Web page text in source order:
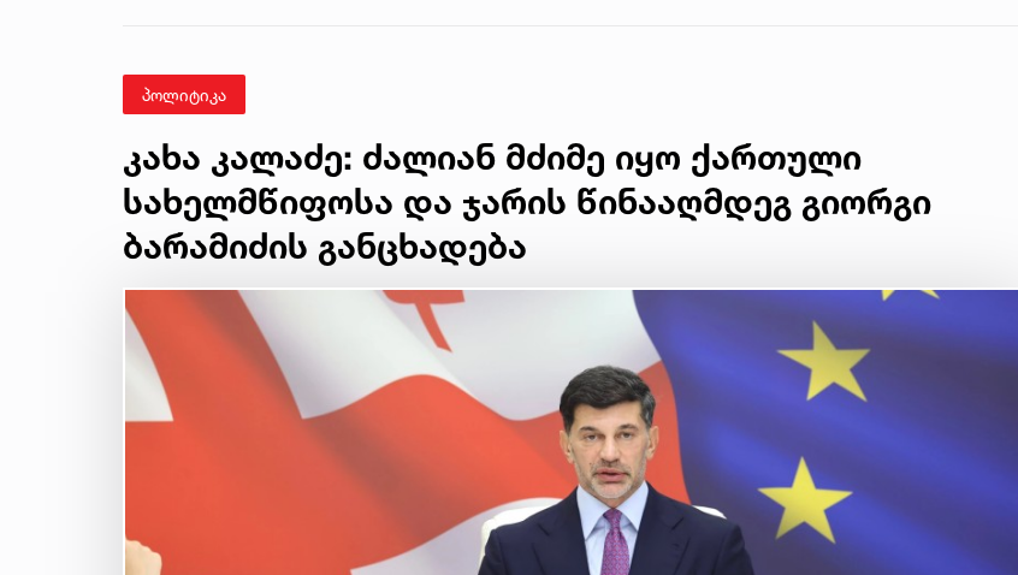
პოლიტიკა
კახა კალაძე: ძალიან მძიმე იყო ქართული
სახელმწიფოსა და ჯარის წინააღმდეგ გიორგი
ბარამიძის განცხადება